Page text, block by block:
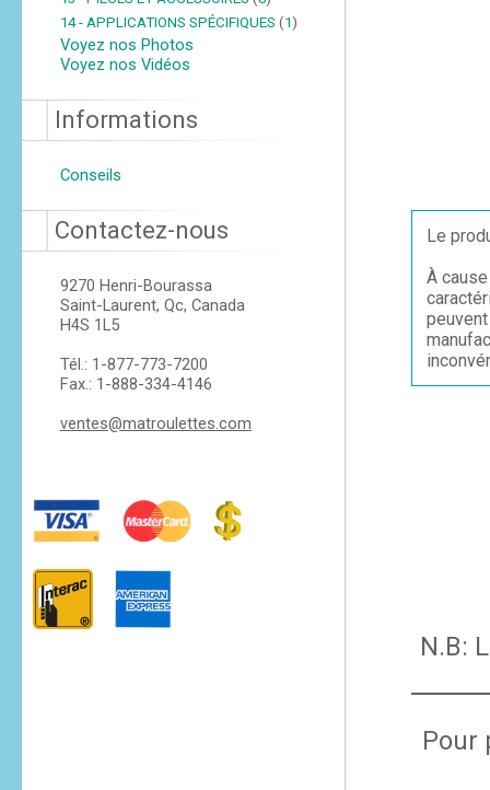
14 - APPLICATIONS SPÉCIFIQUES (1)
Voyez nos Photos
Voyez nos Vidéos
Informations
Conseils
Contactez-nous
9270 Henri-Bourassa
Saint-Laurent, Qc, Canada
H4S 1L5
Tél.: 1-877-773-7200
Fax.: 1-888-334-4146
ventes@matroulettes.com
Le
À
N.B:
Pour